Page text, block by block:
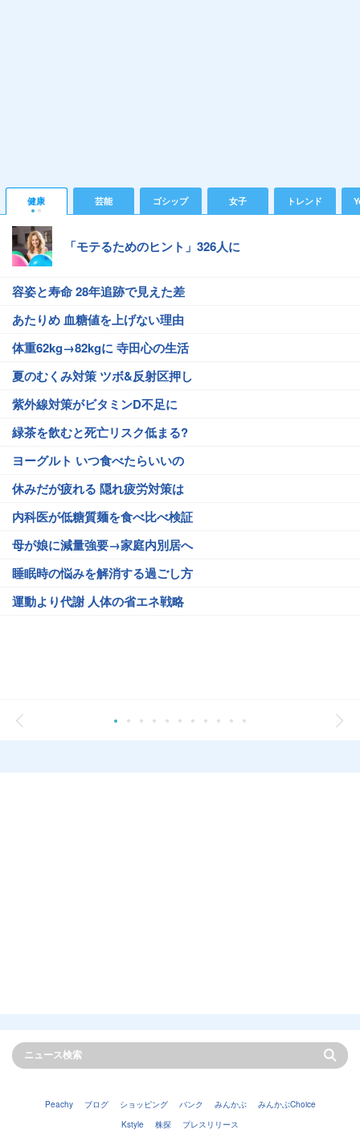
健康 芸能 ゴシップ 女子 トレンド
「モテるためのヒント」326人に
容姿と寿命 28年追跡で見えた差
あたりめ 血糖値を上げない理由
体重62kg→82kgに 寺田心の生活
夏のむくみ対策 ツボ&反射区押し
紫外線対策がビタミンD不足に
緑茶を飲むと死亡リスク低まる?
ヨーグルト いつ食べたらいいの
休みだが疲れる 隠れ疲労対策は
内科医が低糖質麺を食べ比べ検証
母が娘に減量強要→家庭内別居へ
睡眠時の悩みを解消する過ごし方
運動より代謝 人体の省エネ戦略
Peachy ブログ ショッピング バンク みんかぶ
みんかぶChoice
Kstyle
株探 プレスリリース